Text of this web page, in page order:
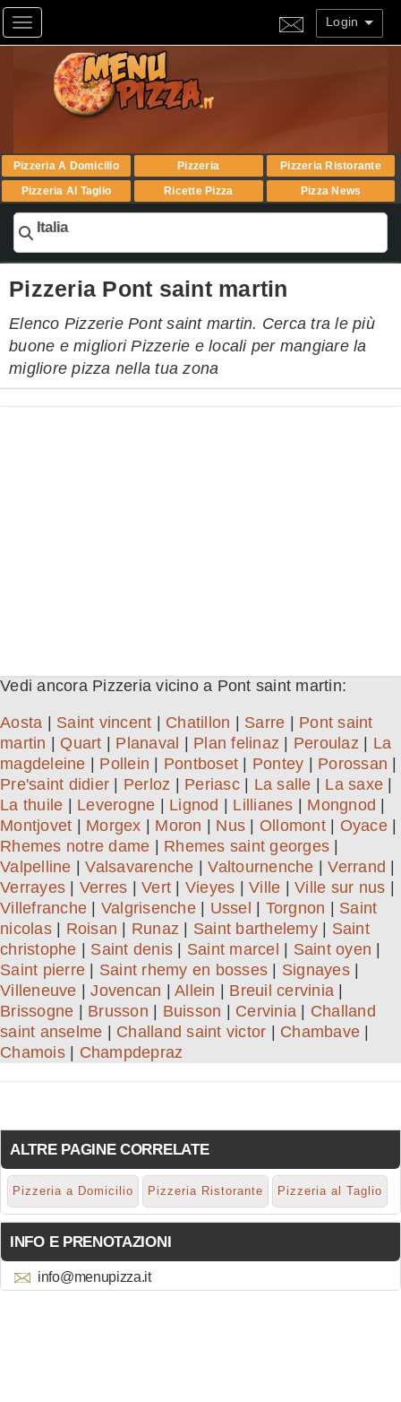
Toggle navigation Login
Pizzeria A Domicilio Pizzeria
Pizzeria Ristorante
Pizzeria Al Taglio
Ricette Pizza Pizza News
Italia
Pizzeria Pont saint martin
Elenco Pizzerie Pont saint martin. Cerca tra le più
buone e migliori Pizzerie e locali per mangiare la
migliore pizza nella tua zona
Vedi ancora Pizzeria vicino a Pont saint martin:
Aosta Saint vincent Chatillon Sarre
Pont saint
martin
Quart Planaval Plan felinaz Peroulaz
La
magdeleine
Pollein Pontboset Pontey Porossan
Pre'saint didier
Perloz Periasc| La salle La saxe
La thuile
Leverogne Lignod Lillianes Mongnod
Montjovet
Morgex Moron Nus Ollomont| Oyace|
Rhemes notre dame
Rhemes saint georges
Valpelline |Valsavarenche |Valtournenche |Verrand
Verrayes
Verres Vert Vieyes Ville Ville sur nus
Villefranche
Valgrisenche| Ussel Torgnon
Saint
nicolas| Roisan Runaz Saint barthelemy| Saint
christophe
Saint denis Saint marcel Saint oyen
Saint pierre
Saint rhemy en bosses Signayes|
Villeneuve |Jovencan Allein Breuil cervinia
Brissogne
Brusson Buisson Cervinia
Challand
saint anselme
Challand saint victor Chambave
Chamois| Champdepraz
ALTRE PAGINE CORRELATE
Pizzeria a Domicilio Pizzeria Ristorante Pizzeria al Taglio
INFO E PRENOTAZIONI
info@menupizza.it